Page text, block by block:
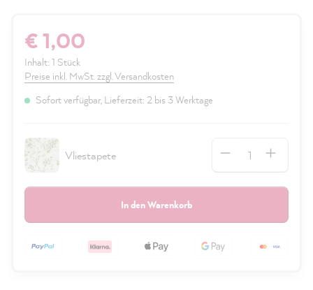
€ 1,00
Inhalt: 1 Stück
Preise inkl. MwSt. zzgl. Versandkosten
Sofort verfügbar, Lieferzeit: 2 bis 3 Werktage
Vliestapete
In den Warenkorb